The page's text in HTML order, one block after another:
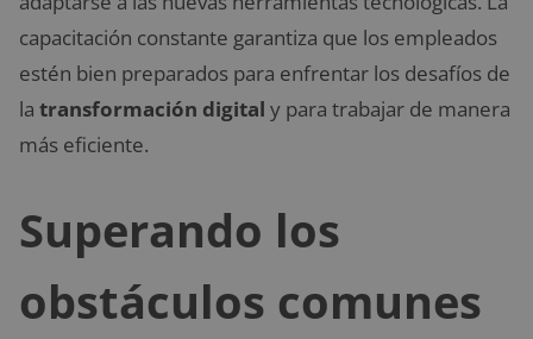
capacitación constante garantiza que los empleados
estén bien preparados para enfrentar los desafíos de
la transformación digital y para trabajar de manera
más eficiente.
Superando los
obstáculos comunes